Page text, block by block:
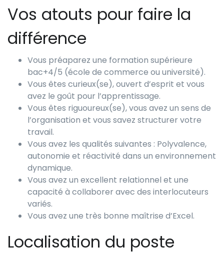
Vos atouts pour faire la
différence
Vous préaparez une formation supérieure
bac+4/5 (école de commerce ou université).
Vous êtes curieux(se), ouvert d’esprit et vous
avez le goût pour l’apprentissage.
Vous êtes riguoureux(se), vous avez un sens de
l’organisation et vous savez structurer votre
travail.
Vous avez les qualités suivantes : Polyvalence,
autonomie et réactivité dans un environnement
dynamique.
Vous avez un excellent relationnel et une
capacité à collaborer avec des interlocuteurs
variés.
Vous avez une très bonne maîtrise d’Excel.
Localisation du poste